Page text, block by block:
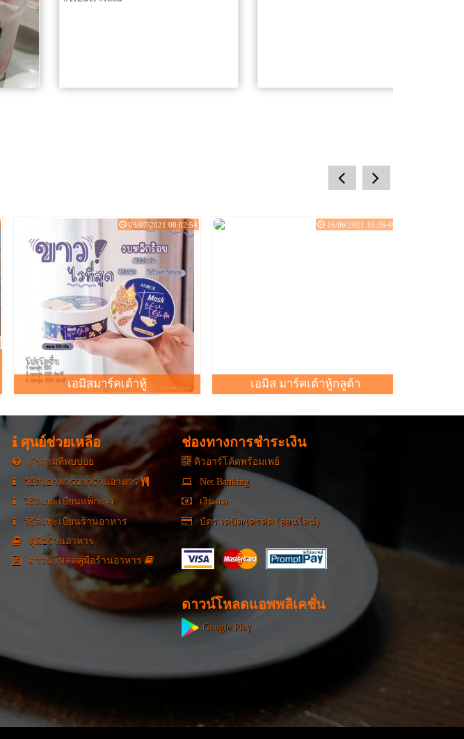
เอมิสมาร์คเต้าหู้
03/07/2021 08:02:54
เอมิส มาร์คเต้าหู้กลูต้า
16/06/2021 10:26:49
prev next
ศุนย์ช่วยเหลือ
คำถามที่พบบ่อย
วิธีสั่งอาหารจากร้านอาหาร
วิธีลงทะเบียนแพ็กเกจ
วิธีลงทะเบียนร้านอาหาร
คู่มือร้านอาหาร
ดาวน์โหลดคู่มือร้านอาหาร
ช่องทางการชำระเงิน
คิวอาร์โค้ดพร้อมเพย์
Net Banking
เงินสด
บัตร เดบิต/เครดิต (ออนไลน์)
ดาวน์โหลดแอพพลิเคชั่น
Google Play